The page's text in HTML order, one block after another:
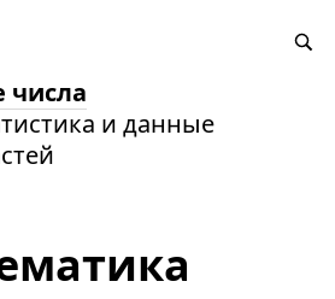
числа
и данные